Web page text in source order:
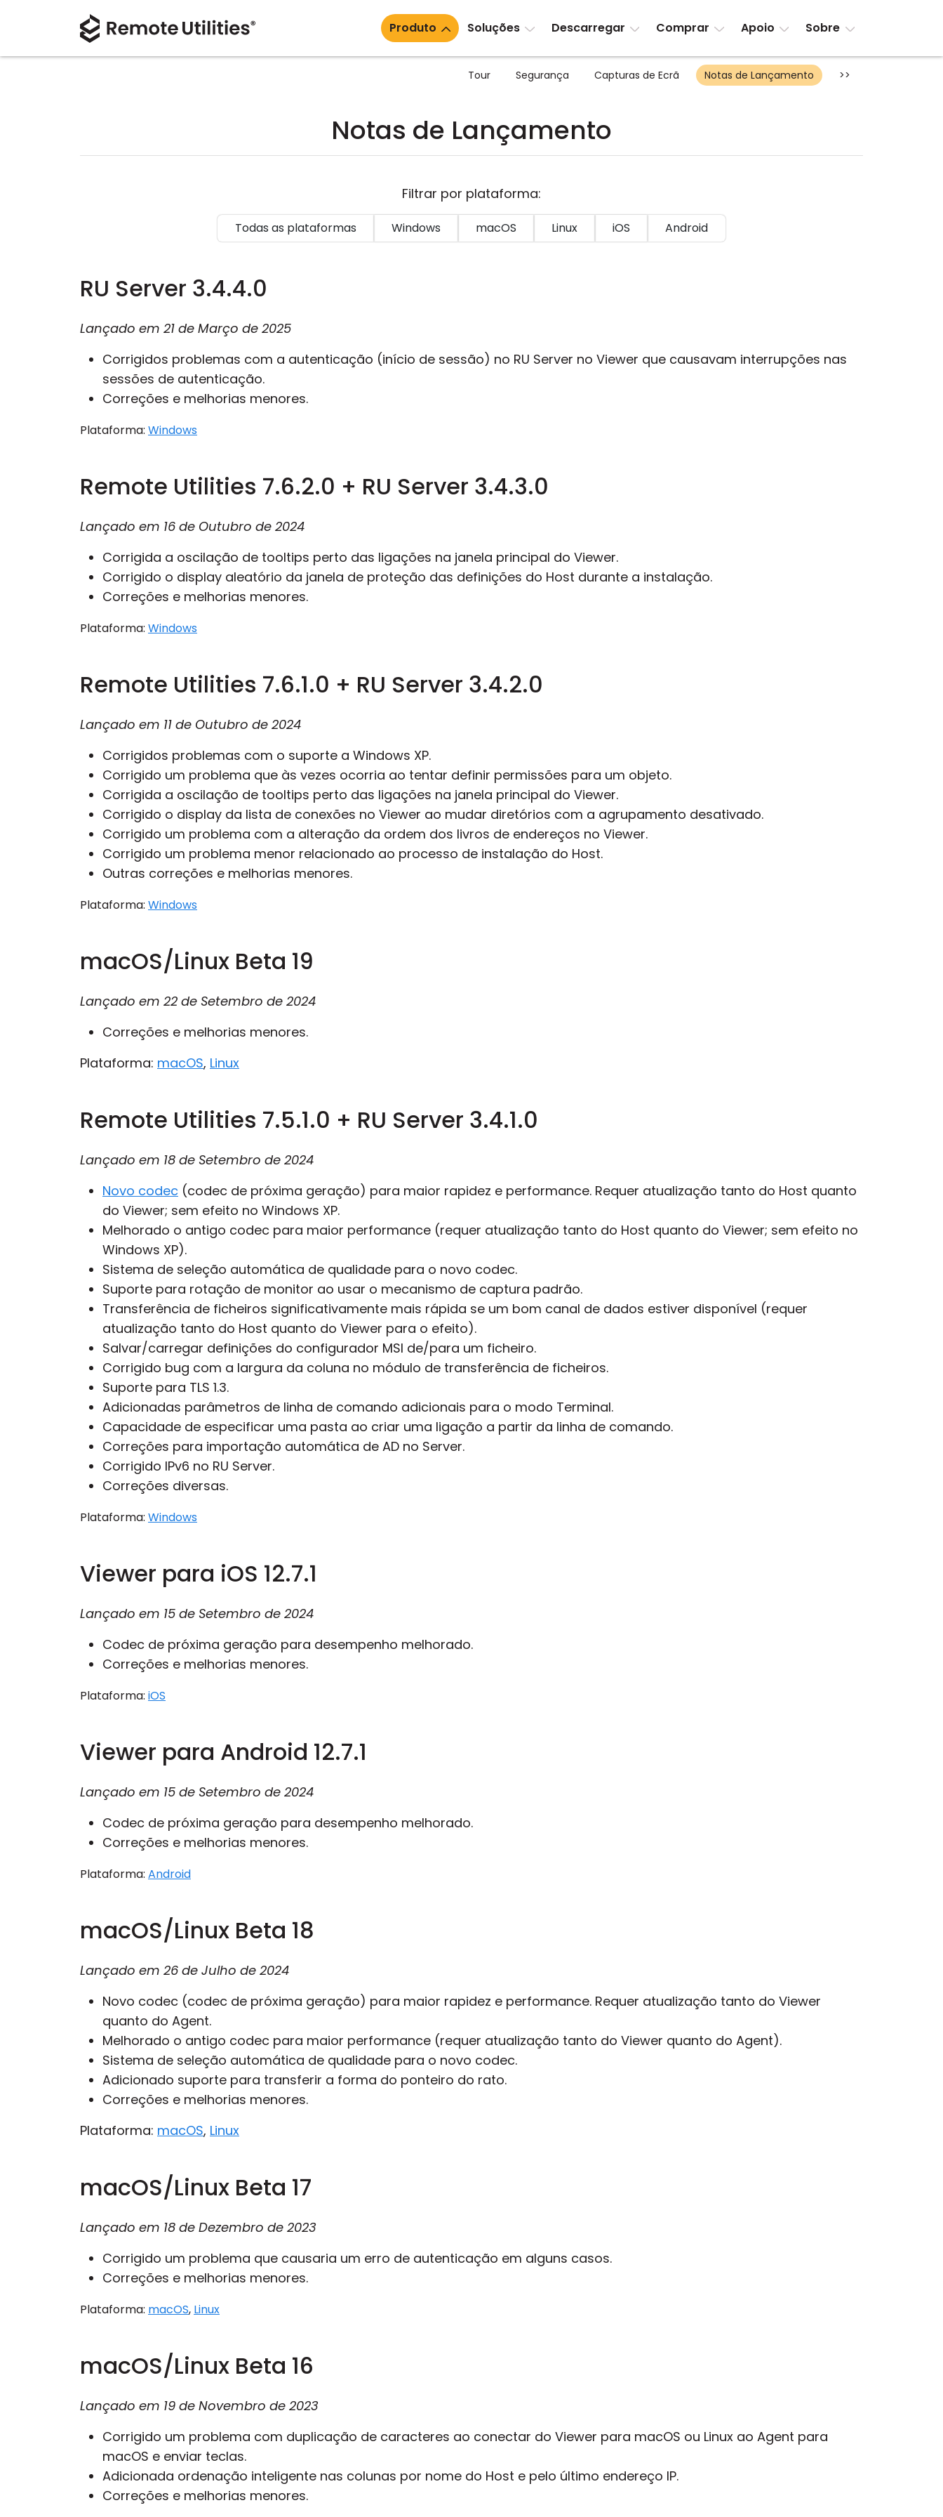
Produto Soluções Descarregar Comprar Apoio Sobre
Tour Segurança Capturas de Ecrã Notas de Lançamento >>
Notas de Lançamento
Filtrar por plataforma:
Todas as plataformas Windows macOS Linux iOS Android
RU Server 3.4.4.0
Lançado em 21 de Março de 2025
Corrigidos problemas com a autenticação (início de sessão) no RU Server no Viewer que causavam interrupções nas
sessões de autenticação.
Correções e melhorias menores.
Plataforma: Windows
Remote Utilities 7.6.2.0 + RU Server 3.4.3.0
Lançado em 16 de Outubro de 2024
Corrigida a oscilação de tooltips perto das ligações na janela principal do Viewer.
Corrigido o display aleatório da janela de proteção das definições do Host durante a instalação.
Correções e melhorias menores.
Plataforma: Windows
Remote Utilities 7.6.1.0 + RU Server 3.4.2.0
Lançado em 11 de Outubro de 2024
Corrigidos problemas com o suporte a Windows XP.
Corrigido um problema que às vezes ocorria ao tentar definir permissões para um objeto.
Corrigida a oscilação de tooltips perto das ligações na janela principal do Viewer.
Corrigido o display da lista de conexões no Viewer ao mudar diretórios com a agrupamento desativado.
Corrigido um problema com a alteração da ordem dos livros de endereços no Viewer.
Corrigido um problema menor relacionado ao processo de instalação do Host.
Outras correções e melhorias menores.
Plataforma: Windows
macOS/Linux Beta 19
Lançado em 22 de Setembro de 2024
Correções e melhorias menores.
Plataforma: macOS, Linux
Remote Utilities 7.5.1.0 + RU Server 3.4.1.0
Lançado em 18 de Setembro de 2024
Novo codec (codec de próxima geração) para maior rapidez e performance. Requer atualização tanto do Host quanto
do Viewer; sem efeito no Windows XP.
Melhorado o antigo codec para maior performance (requer atualização tanto do Host quanto do Viewer; sem efeito no
Windows XP).
Sistema de seleção automática de qualidade para o novo codec.
Suporte para rotação de monitor ao usar o mecanismo de captura padrão.
Transferência de ficheiros significativamente mais rápida se um bom canal de dados estiver disponível (requer
atualização tanto do Host quanto do Viewer para o efeito).
Salvar/carregar definições do configurador MSI de/para um ficheiro.
Corrigido bug com a largura da coluna no módulo de transferência de ficheiros.
Suporte para TLS 1.3.
Adicionadas parâmetros de linha de comando adicionais para o modo Terminal.
Capacidade de especificar uma pasta ao criar uma ligação a partir da linha de comando.
Correções para importação automática de AD no Server.
Corrigido IPv6 no RU Server.
Correções diversas.
Plataforma: Windows
Viewer para iOS 12.7.1
Lançado em 15 de Setembro de 2024
Codec de próxima geração para desempenho melhorado.
Correções e melhorias menores.
Plataforma: iOS
Viewer para Android 12.7.1
Lançado em 15 de Setembro de 2024
Codec de próxima geração para desempenho melhorado.
Correções e melhorias menores.
Plataforma: Android
macOS/Linux Beta 18
Lançado em 26 de Julho de 2024
Novo codec (codec de próxima geração) para maior rapidez e performance. Requer atualização tanto do Viewer
quanto do Agent.
Melhorado o antigo codec para maior performance (requer atualização tanto do Viewer quanto do Agent).
Sistema de seleção automática de qualidade para o novo codec.
Adicionado suporte para transferir a forma do ponteiro do rato.
Correções e melhorias menores.
Plataforma: macOS, Linux
macOS/Linux Beta 17
Lançado em 18 de Dezembro de 2023
Corrigido um problema que causaria um erro de autenticação em alguns casos.
Correções e melhorias menores.
Plataforma: macOS, Linux
macOS/Linux Beta 16
Lançado em 19 de Novembro de 2023
Corrigido um problema com duplicação de caracteres ao conectar do Viewer para macOS ou Linux ao Agent para
macOS e enviar teclas.
Adicionada ordenação inteligente nas colunas por nome do Host e pelo último endereço IP.
Correções e melhorias menores.